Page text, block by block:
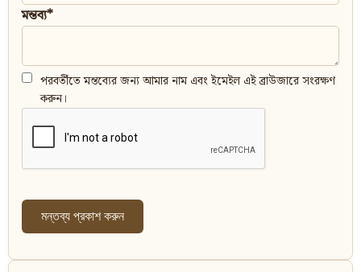
মন্তব্য*
পরবর্তীতে মন্তব্যের জন্য আমার নাম এবং ইমেইল এই ব্রাউজারে সংরক্ষণ
করুন।